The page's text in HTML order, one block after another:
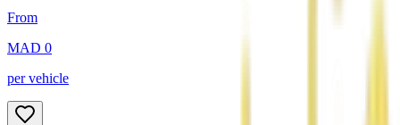
From
MAD 0
per vehicle